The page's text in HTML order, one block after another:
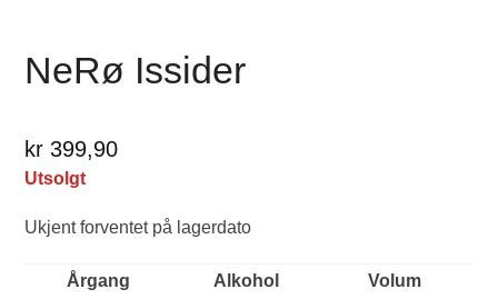
NeRø Issider
kr 399,90
Utsolgt
Ukjent forventet på lagerdato
Årgang
Alkohol
Volum